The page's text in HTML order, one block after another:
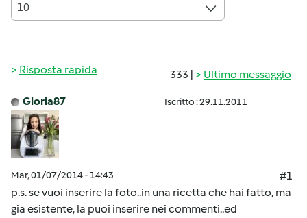
10
333 | Ultimo messaggio
Risposta rapida
Gloria87 Iscritto : 29.11.2011
Mar, 01/07/2014 - 14:43
#1
p.s. se vuoi inserire la foto..in una ricetta che hai fatto, ma
gia esistente, la puoi inserire nei commenti..ed